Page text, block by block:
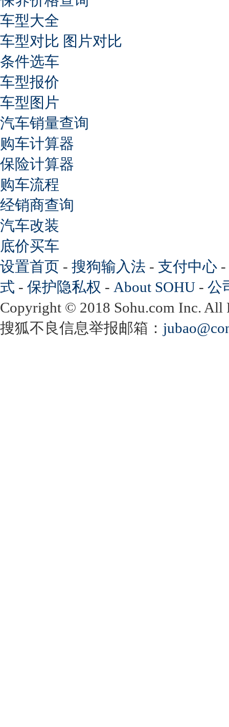
车型大全
车型对比 图片对比
条件选车
车型报价
车型图片
汽车销量查询
购车计算器
保险计算器
购车流程
经销商查询
汽车改装
底价买车
设置首页 - 搜狗输入法 - 支付中心 -
式 - 保护隐私权 - About SOHU - 公
Copyright © 2018 Sohu.com Inc.
搜狐不良信息举报邮箱：